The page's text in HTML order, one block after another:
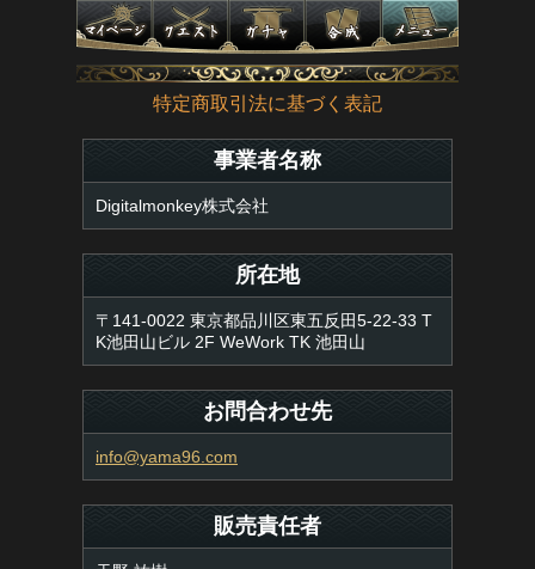
特定商取引法に基づく表記
事業者名称
Digitalmonkey株式会社
所在地
〒141-0022 東京都品川区東五反田5-22-33 T
K池田山ビル 2F WeWork TK 池田山
お問合わせ先
info@yama96.com
販売責任者